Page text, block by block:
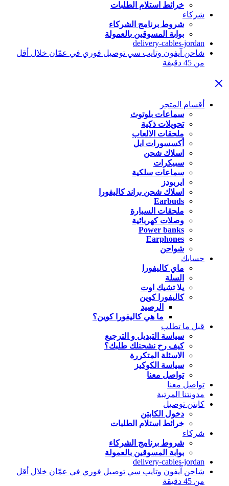
خرائط استلام الطلبات
شركاء
شروط برنامج الشركاء
بوابة المسوقين بالعمولة
delivery-cables-jordan
شاحن آيفون وتايب سي توصيل فوري في عمّان خلال أقل
من 45 دقيقة
أقسام المتجر
سماعات بلوتوث
تحويلات ذكية
ملحقات الالعاب
أكسسورات ابل
اسلاك شحن
سبيكرات
سماعات سلكية
ايربودز
اسلاك شحن براند كاليفورا
Earbuds
ملحقات السيارة
وصلات كهربائية
Power banks
Earphones
شواحن
حسابك
ماي كاليفورا
السلة
يلا تشيك اوت
كاليفورا كوين
الرصيد
ما هي كاليفورا كوين؟
قبل ما تطلب
سياسة التبديل و الترجيع
كيف رح نشحنلك طلبك؟
الاسئلة المتكررة
سياسة الكوكيز
تواصل معنا
تواصل معنا
مدونتنا المرتبة
كابتن توصيل
دخول الكابتن
خرائط استلام الطلبات
شركاء
شروط برنامج الشركاء
بوابة المسوقين بالعمولة
delivery-cables-jordan
شاحن آيفون وتايب سي توصيل فوري في عمّان خلال أقل
من 45 دقيقة